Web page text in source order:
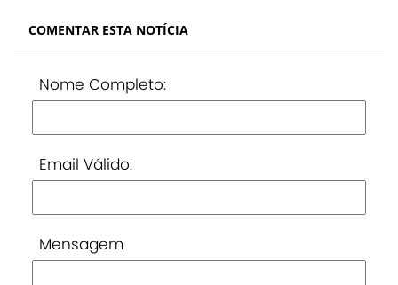
COMENTAR ESTA NOTÍCIA
Nome Completo:
Email Válido:
Mensagem